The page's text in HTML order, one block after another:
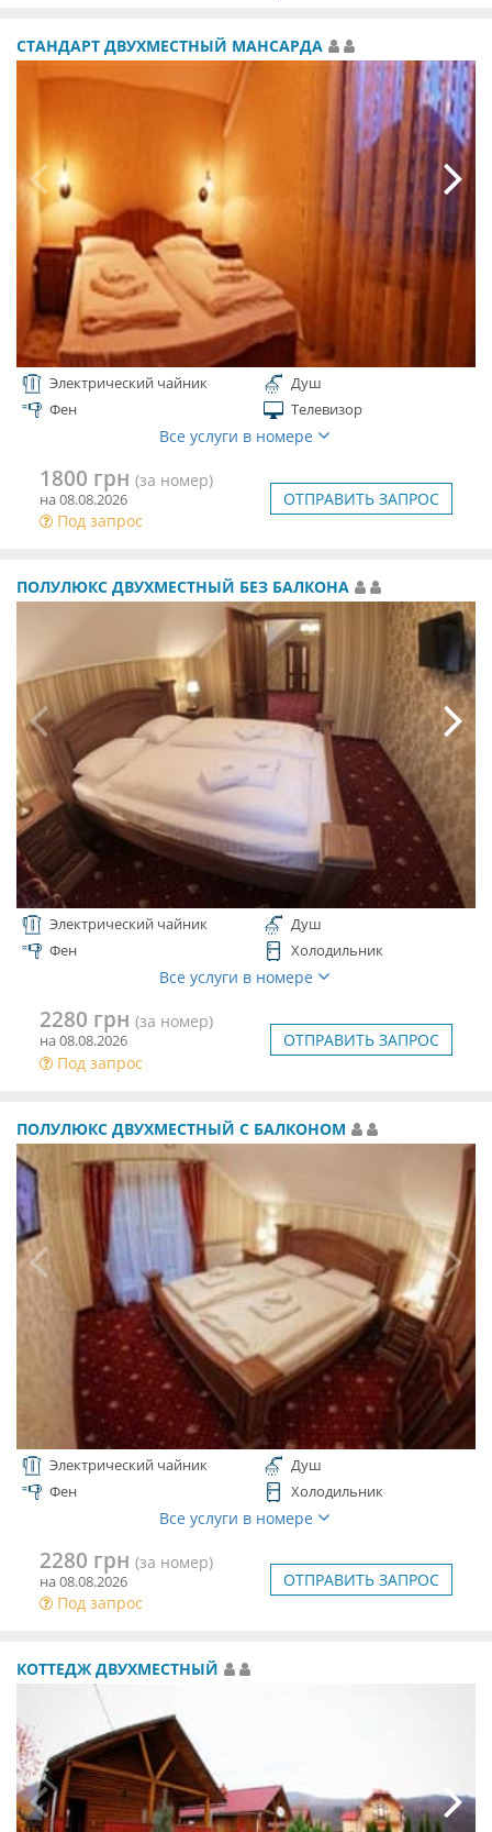
СТАНДАРТ ДВУХМЕСТНЫЙ МАНСАРДА
Электрический чайник
Душ
Фен
Телевизор
Все услуги в номере
1800 грн (за номер)
на 08.08.2026
Под запрос
ОТПРАВИТЬ ЗАПРОС
ПОЛУЛЮКС ДВУХМЕСТНЫЙ БЕЗ БАЛКОНА
Электрический чайник
Душ
Фен
Холодильник
Все услуги в номере
2280 грн (за номер)
на 08.08.2026
Под запрос
ОТПРАВИТЬ ЗАПРОС
ПОЛУЛЮКС ДВУХМЕСТНЫЙ С БАЛКОНОМ
Электрический чайник
Душ
Фен
Холодильник
Все услуги в номере
2280 грн (за номер)
на 08.08.2026
Под запрос
ОТПРАВИТЬ ЗАПРОС
КОТТЕДЖ ДВУХМЕСТНЫЙ